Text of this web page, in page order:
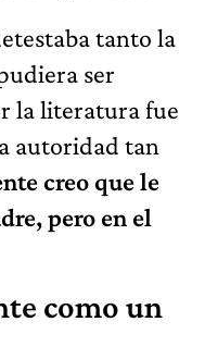
tanto la
ser
la literatura fue
autoridad tan
creo que le
pero en el
como un